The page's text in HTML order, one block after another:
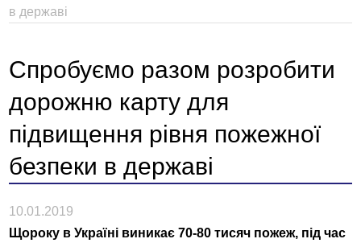
в державі
Спробуємо разом розробити
дорожню карту для
підвищення рівня пожежної
безпеки в державі
10.01.2019
Щороку в Україні виникає 70-80 тисяч пожеж, під час